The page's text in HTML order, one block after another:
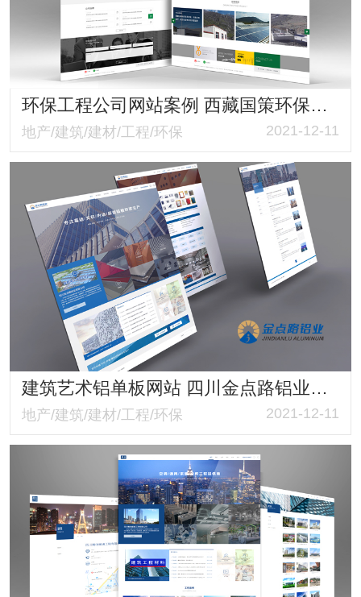
环保工程公司网站案例 西藏国策环保官网 响应式布局环保与科技并存
地产/建筑/建材/工程/环保 2021-12-11
建筑艺术铝单板网站 四川金点路铝业有限公司响应式官网 质感满满
地产/建筑/建材/工程/环保 2021-12-11